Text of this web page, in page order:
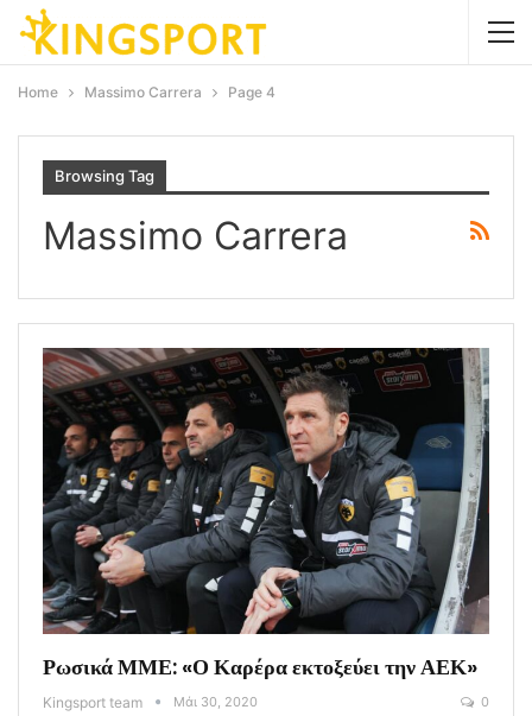
Home Massimo Carrera Page 4
Browsing Tag
Massimo Carrera
Ρωσικά ΜΜΕ: «Ο Καρέρα εκτοξεύει την ΑΕΚ»
Kingsport team Μάι 30, 2020 0